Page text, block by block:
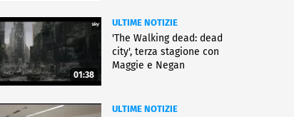
01:38
ULTIME NOTIZIE
'The Walking dead: dead
city', terza stagione con
Maggie e Negan
ULTIME NOTIZIE